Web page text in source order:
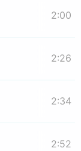
2:00
2:26
2:34
2:52